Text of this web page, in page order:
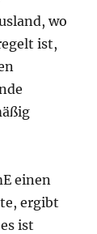
wo
ist,
einen
ergibt
ist